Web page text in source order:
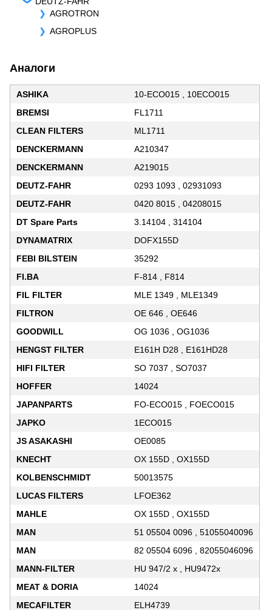
AGROTRON
AGROPLUS
Аналоги
ASHIKA
10-ECO015 , 10ECO015
BREMSI
FL1711
CLEAN FILTERS
ML1711
DENCKERMANN
A210347
DENCKERMANN
A219015
DEUTZ-FAHR
0293 1093 , 02931093
DEUTZ-FAHR
0420 8015 , 04208015
DT Spare Parts
3.14104 , 314104
DYNAMATRIX
DOFX155D
FEBI BILSTEIN
35292
FI.BA
F-814 , F814
FIL FILTER
MLE 1349 , MLE1349
FILTRON
OE 646 , OE646
GOODWILL
OG 1036 , OG1036
HENGST FILTER
E161H D28 , E161HD28
HIFI FILTER
SO 7037 , SO7037
HOFFER
14024
JAPANPARTS
FO-ECO015 , FOECO015
JAPKO
1ECO015
JS ASAKASHI
OE0085
KNECHT
OX 155D , OX155D
KOLBENSCHMIDT
50013575
LUCAS FILTERS
LFOE362
MAHLE
OX 155D , OX155D
MAN
51 05504 0096 , 51055040096
MAN
82 05504 6096 , 82055046096
MANN-FILTER
HU 947/2 x , HU9472x
MEAT & DORIA
14024
MECAFILTER
ELH4739